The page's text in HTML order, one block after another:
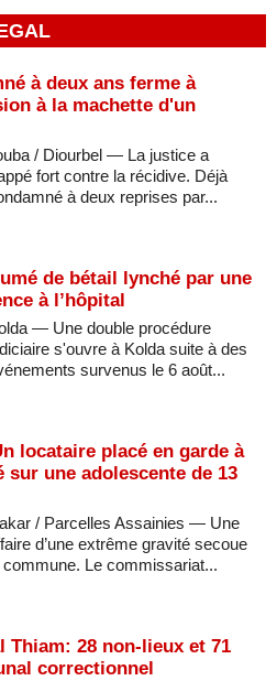
à deux ans ferme à
à la machette d'un
/ Diourbel — La justice a
fort contre la récidive. Déjà
à deux reprises par...
de bétail lynché par une
à l’hôpital
— Une double procédure
s'ouvre à Kolda suite à des
survenus le 6 août...
locataire placé en garde à
une adolescente de 13
/ Parcelles Assainies — Une
d’une extrême gravité secoue
commune. Le commissariat...
Thiam: 28 non-lieux et 71
correctionnel